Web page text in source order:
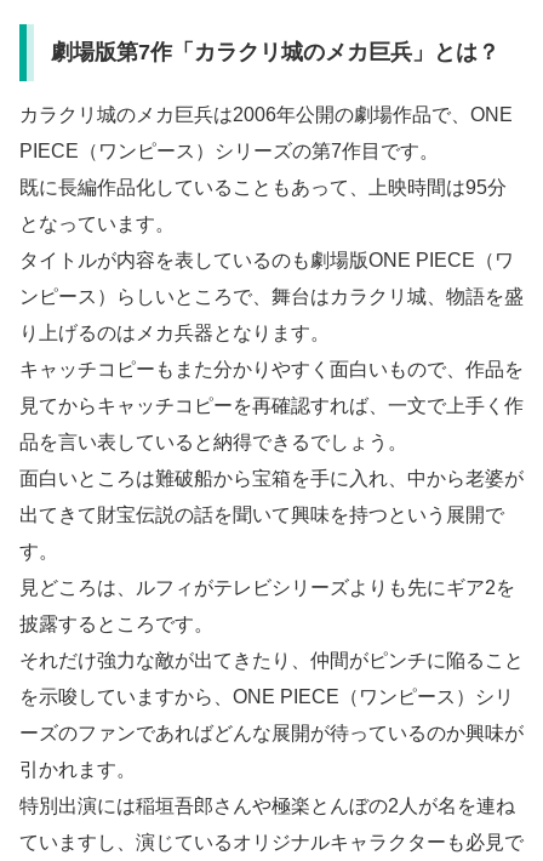
劇場版第7作「カラクリ城のメカ巨兵」とは？
カラクリ城のメカ巨兵は2006年公開の劇場作品で、ONE
PIECE（ワンピース）シリーズの第7作目です。
既に長編作品化していることもあって、上映時間は95分
となっています。
タイトルが内容を表しているのも劇場版ONE PIECE（ワ
ンピース）らしいところで、舞台はカラクリ城、物語を盛
り上げるのはメカ兵器となります。
キャッチコピーもまた分かりやすく面白いもので、作品を
見てからキャッチコピーを再確認すれば、一文で上手く作
品を言い表していると納得できるでしょう。
面白いところは難破船から宝箱を手に入れ、中から老婆が
出てきて財宝伝説の話を聞いて興味を持つという展開で
す。
見どころは、ルフィがテレビシリーズよりも先にギア2を
披露するところです。
それだけ強力な敵が出てきたり、仲間がピンチに陥ること
を示唆していますから、ONE PIECE（ワンピース）シリ
ーズのファンであればどんな展開が待っているのか興味が
引かれます。
特別出演には稲垣吾郎さんや極楽とんぼの2人が名を連ね
ていますし、演じているオリジナルキャラクターも必見で